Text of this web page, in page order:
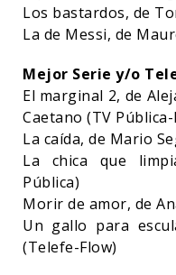
Los bastardos, de
La de Messi, de
Mejor Serie y/o
El marginal 2, de
Caetano (TV
La caída, de Mario
La chica que
Pública)
Morir de amor, de
Un gallo para
(Telefe-Flow)